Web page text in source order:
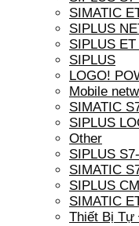
SIMATIC
SIPLUS
SIPLUS
SIPLUS
LOGO!
Mobile
SIMATIC
SIPLUS
Other
SIPLUS
SIMATIC
SIPLUS
SIMATIC
Thiết Bị Tự